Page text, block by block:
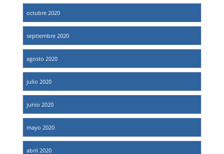
octubre 2020
septiembre 2020
agosto 2020
julio 2020
junio 2020
mayo 2020
abril 2020